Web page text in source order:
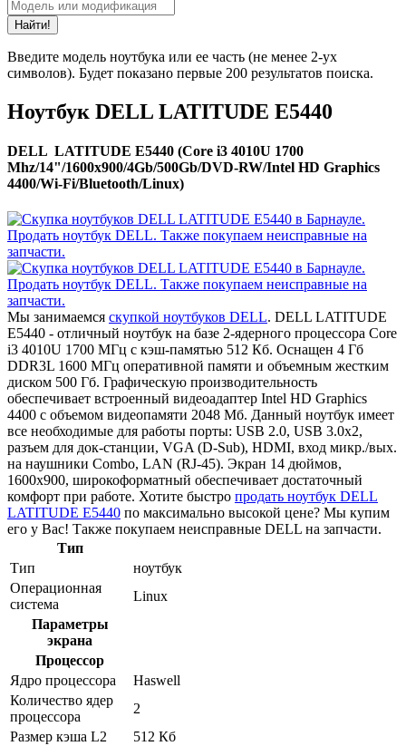
Найти!
Введите модель ноутбука или ее часть (не менее 2-ух
символов). Будет показано первые 200 результатов поиска.
Ноутбук DELL LATITUDE E5440
DELL LATITUDE E5440 (Core i3 4010U 1700
Mhz/14"/1600x900/4Gb/500Gb/DVD-RW/Intel HD Graphics
4400/Wi-Fi/Bluetooth/Linux)
Мы занимаемся скупкой ноутбуков DELL. DELL LATITUDE
E5440 - отличный ноутбук на базе 2-ядерного процессора Core
i3 4010U 1700 МГц с кэш-памятью 512 Кб. Оснащен 4 Гб
DDR3L 1600 МГц оперативной памяти и объемным жестким
диском 500 Гб. Графическую производительность
обеспечивает встроенный видеоадаптер Intel HD Graphics
4400 с объемом видеопамяти 2048 Мб. Данный ноутбук имеет
все необходимые для работы порты: USB 2.0, USB 3.0x2,
разъем для док-станции, VGA (D-Sub), HDMI, вход микр./вых.
на наушники Combo, LAN (RJ-45). Экран 14 дюймов,
1600x900, широкоформатный обеспечивает достаточный
комфорт при работе. Хотите быстро продать ноутбук DELL
LATITUDE E5440 по максимально высокой цене? Мы купим
его у Вас! Также покупаем неисправные DELL на запчасти.
Тип
Тип
ноутбук
Операционная
система
Linux
Параметры
экрана
Процессор
Ядро процессора
Haswell
Количество ядер
процессора
2
Размер кэша L2
512 Кб